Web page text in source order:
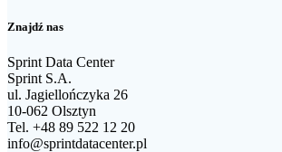
Znajdź nas
Sprint Data Center
Sprint S.A.
ul. Jagiellończyka 26
10-062 Olsztyn
Tel. +48 89 522 12 20
info@sprintdatacenter.pl